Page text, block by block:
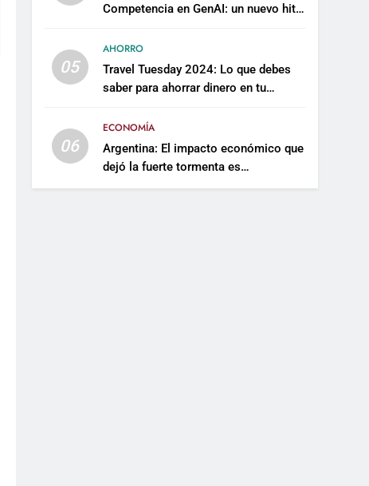
Competencia en GenAI: un nuevo hito
artificial empresarial
05
AHORRO
Travel Tuesday 2024: Lo que debes
saber para ahorrar dinero en tu
06
ECONOMÍA
Argentina: El impacto económico que
dejó la fuerte tormenta es
incalculable